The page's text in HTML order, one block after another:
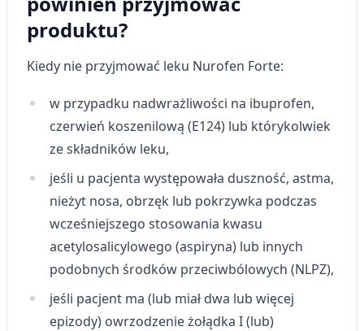
produktu?
Kiedy nie przyjmować leku Nurofen Forte:
w przypadku nadwrażliwości na ibuprofen,
czerwień koszenilową (E124) lub którykolwiek
ze składników leku,
jeśli u pacjenta występowała duszność, astma,
nieżyt nosa, obrzęk lub pokrzywka podczas
wcześniejszego stosowania kwasu
acetylosalicylowego (aspiryna) lub innych
podobnych środków przeciwbólowych (NLPZ),
jeśli pacjent ma (lub miał dwa lub więcej
epizody) owrzodzenie żołądka I (lub)